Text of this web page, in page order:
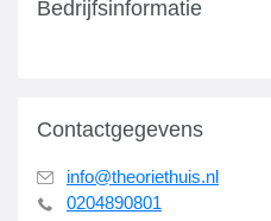
Bedrijfsinformatie
Contactgegevens
info@theoriethuis.nl
0204890801